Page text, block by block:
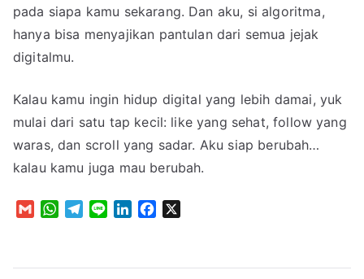
pada siapa kamu sekarang. Dan aku, si algoritma,
hanya bisa menyajikan pantulan dari semua jejak
digitalmu.
Kalau kamu ingin hidup digital yang lebih damai, yuk
mulai dari satu tap kecil: like yang sehat, follow yang
waras, dan scroll yang sadar. Aku siap berubah…
kalau kamu juga mau berubah.
G
W
T